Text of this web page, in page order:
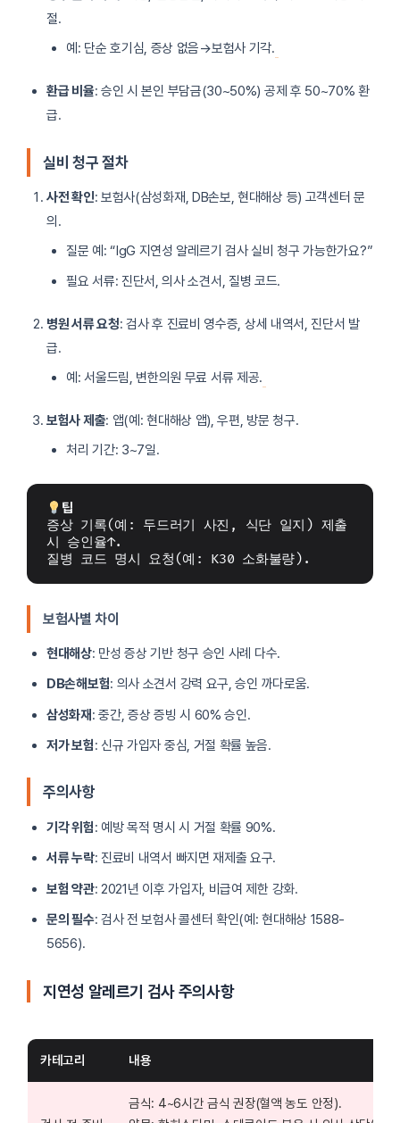
절.
예: 단순 호기심, 증상 없음→보험사 기각.
환급 비율: 승인 시 본인 부담금(30~50%) 공제 후 50~70% 환
급.
실비 청구 절차
사전 확인: 보험사(삼성화재, DB손보, 현대해상 등) 고객센터 문
의.
질문 예: “IgG 지연성 알레르기 검사 실비 청구 가능한가요?”
필요 서류: 진단서, 의사 소견서, 질병 코드.
병원 서류 요청: 검사 후 진료비 영수증, 상세 내역서, 진단서 발
급.
예: 서울드림, 변한의원 무료 서류 제공.
보험사 제출: 앱(예: 현대해상 앱), 우편, 방문 청구.
처리 기간: 3~7일.
팁
증상 기록(예: 두드러기 사진, 식단 일지) 제출
시 승인율↑.
질병 코드 명시 요청(예: K30 소화불량).
보험사별 차이
현대해상: 만성 증상 기반 청구 승인 사례 다수.
DB손해보험: 의사 소견서 강력 요구, 승인 까다로움.
삼성화재: 중간, 증상 증빙 시 60% 승인.
저가 보험: 신규 가입자 중심, 거절 확률 높음.
주의사항
기각 위험: 예방 목적 명시 시 거절 확률 90%.
서류 누락: 진료비 내역서 빠지면 재제출 요구.
보험 약관: 2021년 이후 가입자, 비급여 제한 강화.
문의 필수: 검사 전 보험사 콜센터 확인(예: 현대해상 1588-
5656).
지연성 알레르기 검사 주의사항
카테고리 내용
금식: 4~6시간 금식 권장(혈액 농도 안정).